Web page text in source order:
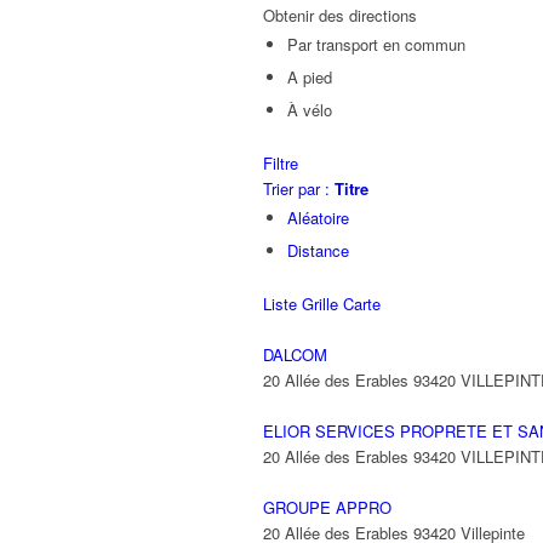
Obtenir des directions
Par transport en commun
A pied
À vélo
Filtre
Trier par : Titre
Aléatoire
Distance
Liste Grille Carte
DALCOM
20 Allée des Erables 93420
ELIOR SERVICES PROPRETE ET
20 Allée des Erables 93420
GROUPE APPRO
20 Allée des Erables 93420 Villepinte